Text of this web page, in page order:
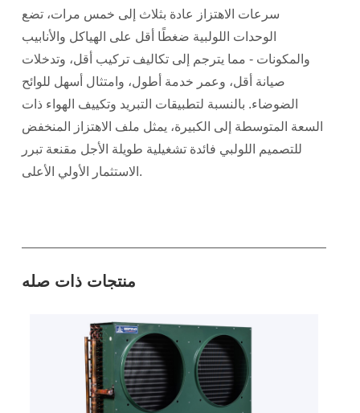
سرعات الاهتزاز عادة بثلاث إلى خمس مرات، تضع
الوحدات اللولبية ضغطًا أقل على الهياكل والأنابيب
والمكونات - مما يترجم إلى تكاليف تركيب أقل، وتدخلات
صيانة أقل، وعمر خدمة أطول، وامتثال أسهل للوائح
الضوضاء. بالنسبة لتطبيقات التبريد وتكييف الهواء ذات
السعة المتوسطة إلى الكبيرة، يمثل ملف الاهتزاز المنخفض
للتصميم اللولبي فائدة تشغيلية طويلة الأجل مقنعة تبرر
الاستثمار الأولي الأعلى.
منتجات ذات صله